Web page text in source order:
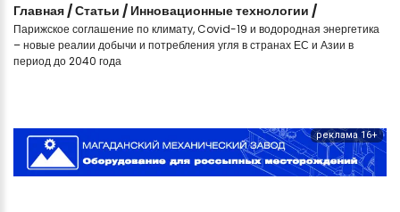
Главная /Статьи / Инновационные технологии /
Парижское соглашение по климату, Covid-19 и водородная энергетика
– новые реалии добычи и потребления угля в странах ЕС и Азии в
период до 2040 года
реклама 16+